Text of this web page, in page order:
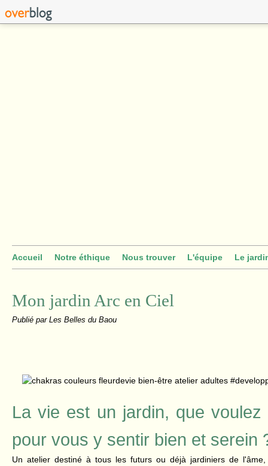
Accueil Notre éthique Nous trouver L'équipe Le
Mon jardin Arc en Ciel
Publié par Les Belles du Baou
La vie est un jardin, que
pour vous y sentir bien et serein
Un atelier destiné à tous les futurs ou déjà jardiniers de